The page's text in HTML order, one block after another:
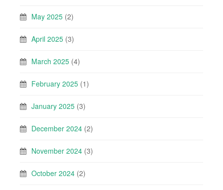
May 2025 (2)
April 2025 (3)
March 2025 (4)
February 2025 (1)
January 2025 (3)
December 2024 (2)
November 2024 (3)
October 2024 (2)